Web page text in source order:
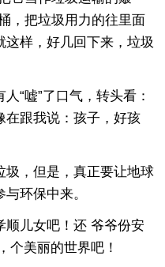
，把垃圾用力的往里面
样，好几回下来，垃圾
嘘”了口气，转头看：
在跟我说：孩子，好孩
，但是，真正要让地球
环保中来。
儿女吧！还 爷爷份安
个美丽的世界吧！